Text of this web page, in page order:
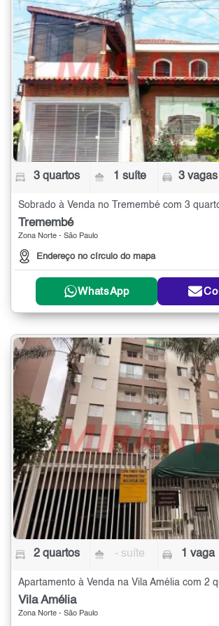
3 quartos 1 suíte 3 vagas
Sobrado à Venda no Tremembé com 3
Tremembé
Zona Norte - São Paulo
Endereço no círculo do mapa
WhatsApp
2 quartos - suíte 1 vaga
Apartamento à Venda na Vila Amélia com 2
Vila Amélia
Zona Norte - São Paulo